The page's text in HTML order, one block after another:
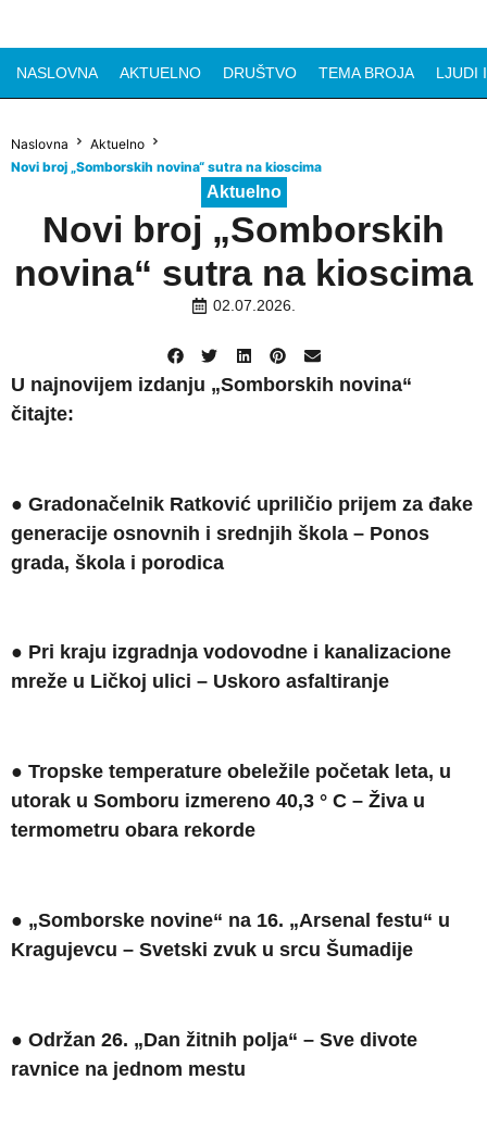
NASLOVNA AKTUELNO DRUŠTVO TEMA BROJA LJUDI
Naslovna
Aktuelno
Novi broj „Somborskih novina“ sutra na kioscima
Aktuelno
Novi broj „Somborskih
novina“ sutra na kioscima
02.07.2026.
U najnovijem izdanju „Somborskih novina“
čitajte:
● Gradonačelnik Ratković upriličio prijem za đake
generacije osnovnih i srednjih škola – Ponos
grada, škola i porodica
● Pri kraju izgradnja vodovodne i kanalizacione
mreže u Ličkoj ulici – Uskoro asfaltiranje
● Tropske temperature obeležile početak leta, u
utorak u Somboru izmereno 40,3 ° C – Živa u
termometru obara rekorde
● „Somborske novine“ na 16. „Arsenal festu“ u
Kragujevcu – Svetski zvuk u srcu Šumadije
● Održan 26. „Dan žitnih polja“ – Sve divote
ravnice na jednom mestu